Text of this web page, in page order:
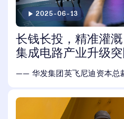
长钱长投，精准灌
集成电路产业升级突
—— 华发集团英飞尼迪资本总
2025-06-13